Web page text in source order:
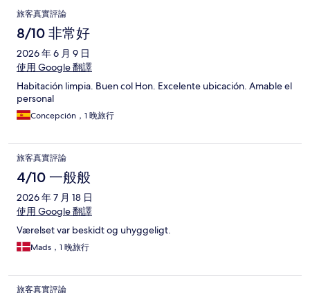
旅客真實評論
8/10 非常好
2026 年 6 月 9 日
使用 Google 翻譯
Habitación limpia. Buen col Hon. Excelente ubicación. Amable el
personal
Concepción，1 晚旅行
旅客真實評論
4/10 一般般
2026 年 7 月 18 日
使用 Google 翻譯
Værelset var beskidt og uhyggeligt.
Mads，1 晚旅行
旅客真實評論